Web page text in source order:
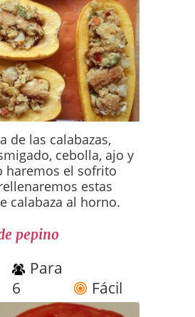
de las calabazas,
cebolla, ajo y
haremos el sofrito
estas
calabaza al horno.
pepino
Para
6
Fácil